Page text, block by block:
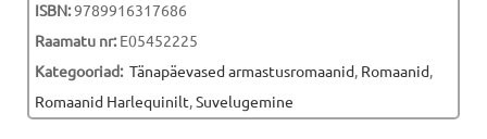
ISBN:9789916317686
Raamatu nr:E05452225
Kategooriad: Tänapäevased armastusromaanid, Romaanid,
Romaanid Harlequinilt,Suvelugemine